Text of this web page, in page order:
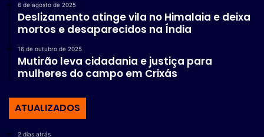
6 de agosto de 2025
Deslizamento atinge vila no Himalaia e deixa
mortos e desaparecidos na Índia
16 de outubro de 2025
Mutirão leva cidadania e justiça para
mulheres do campo em Crixás
ATUALIZADOS
2 dias atrás